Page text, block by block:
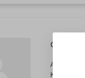
Cansu
Avrupa
Kurulu bir